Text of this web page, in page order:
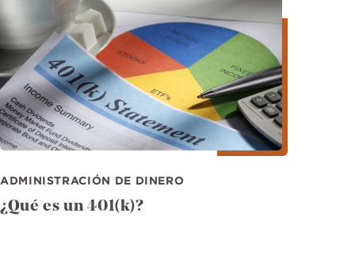
ADMINISTRACIÓN DE DINERO
¿Qué es un 401(k)?​​​​​​​